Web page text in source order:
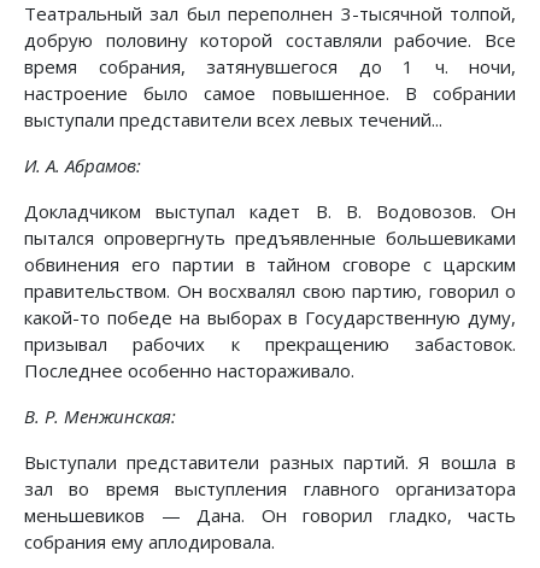
Театральный зал был переполнен 3-тысячной толпой,
добрую половину которой составляли рабочие. Все
время собрания, затянувшегося до 1 ч. ночи,
настроение было самое повышенное. В собрании
выступали представители всех левых течений...
И. А. Абрамов:
Докладчиком выступал кадет В. В. Водовозов. Он
пытался опровергнуть предъявленные большевиками
обвинения его партии в тайном сговоре с царским
правительством. Он восхвалял свою партию, говорил о
какой-то победе на выборах в Государственную думу,
призывал рабочих к прекращению забастовок.
Последнее особенно настораживало.
В. Р. Менжинская:
Выступали представители разных партий. Я вошла в
зал во время выступления главного организатора
меньшевиков — Дана. Он говорил гладко, часть
собрания ему аплодировала.